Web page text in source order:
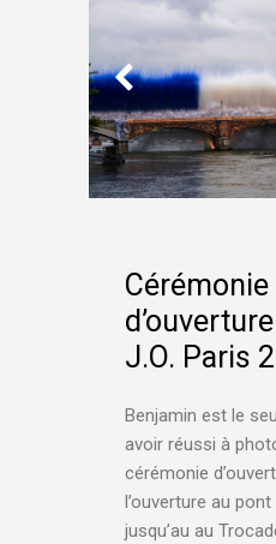
Cérémonie
J.O. Paris
Benjamin est le
avoir réussi à
cérémonie
l’ouverture au pont
jusqu’au au